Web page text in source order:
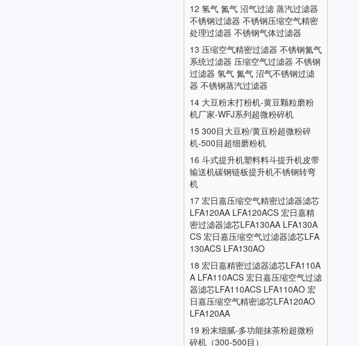
12 氢气 氮气 沼气过滤 蒸汽过滤器
不锈钢过滤器 不锈钢压缩空气精密
处理过滤器 不锈钢气体过滤器
13 压缩空气精密过滤器 不锈钢氮气
系统过滤器 压缩空气过滤器 不锈钢
过滤器 氢气 氮气 沼气不锈钢过滤
器 不锈钢蒸汽过滤器
14 大豆粉末打粉机-黄豆颗粒磨粉
机厂家-WFJ系列超微粉碎机
15 300目大豆粉/黄豆粉超微粉碎
机-500目超细磨粉机
16 斗式提升机塑料料斗提升机皮带
输送机碳钢链板提升机不锈钢转弯
机
17 宏日嘉压缩空气精密过滤器滤芯
LFA120AA LFA120ACS 宏日嘉精
密过滤器滤芯LFA130AA LFA130A
CS 宏日嘉压缩空气过滤器滤芯LFA
130ACS LFA130AO
18 宏日嘉精密过滤器滤芯LFA110A
A LFA110ACS 宏日嘉压缩空气过滤
器滤芯LFA110ACS LFA110AO 宏
日嘉压缩空气精密滤芯LFA120AO
LFA120AA
19 粉末细腻-多功能抹茶粉超微粉
碎机（300-500目）